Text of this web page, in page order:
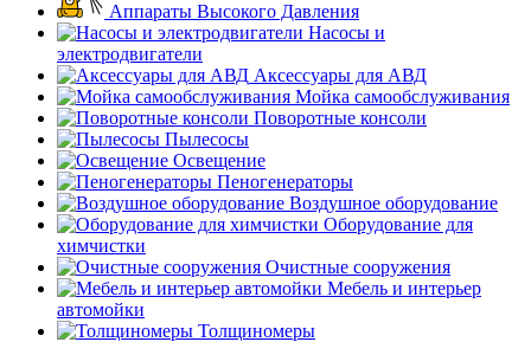
Аппараты Высокого Давления
Насосы и
электродвигатели
Аксессуары для АВД
Мойка самообслуживания
Поворотные консоли
Пылесосы
Освещение
Пеногенераторы
Воздушное оборудование
Оборудование для
химчистки
Очистные сооружения
Мебель и интерьер
автомойки
Толщиномеры